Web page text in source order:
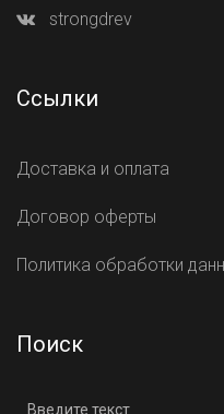
strongdrev
Ссылки
Доставка и оплата
Договор оферты
Политика обработки
Поиск